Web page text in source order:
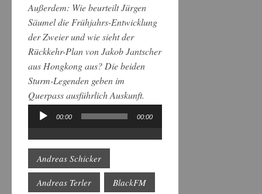
Außerdem: Wie beurteilt Jürgen
Säumel die Frühjahrs-Entwicklung
der Zweier und wie sieht der
Rückkehr-Plan von Jakob Jantscher
aus Hongkong aus? Die beiden
Sturm-Legenden geben im
Querpass ausführlich Auskunft.
Audio-
00:00 00:00
Andreas Schicker
Andreas Terler BlackFM